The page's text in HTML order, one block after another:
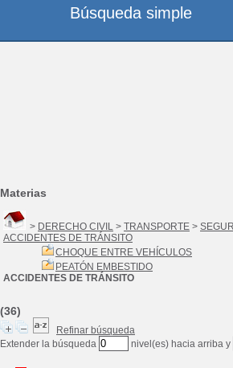
Materias
> DERECHO CIVIL > TRANSPORTE >
ACCIDENTES DE TRÁNSITO
CHOQUE ENTRE VEHÍCULOS
PEATÓN EMBESTIDO
ACCIDENTES DE TRÁNSITO
(36)
Refinar búsqueda
Extender la búsqueda
nivel(es) hacia arriba y
Búsqueda simple